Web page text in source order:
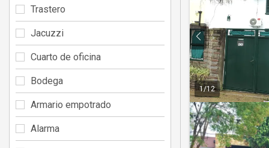
1/12
Trastero
Jacuzzi
Cuarto de oficina
Bodega
Armario empotrado
Alarma